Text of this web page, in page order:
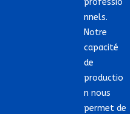
nnels.
Notre
capacité
de
productio
n nous
permet de